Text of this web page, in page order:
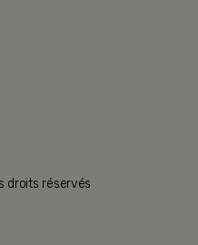
droits réservés